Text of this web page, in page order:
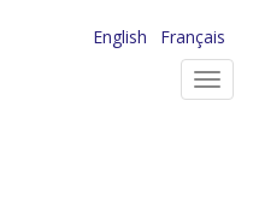
English
Français